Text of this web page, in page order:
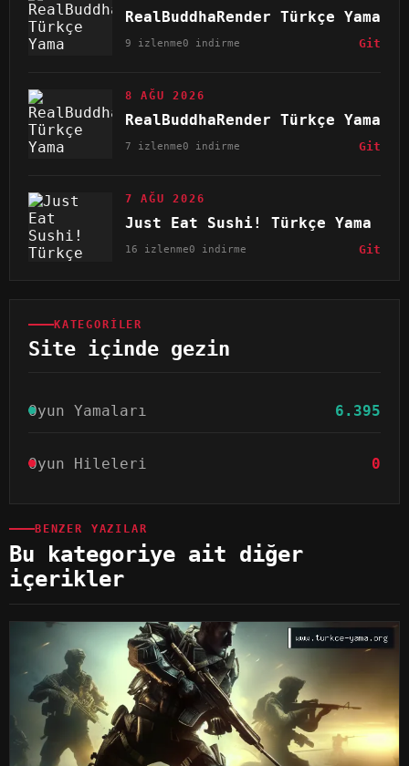
RealBuddhaRender Türkçe Yama
9 izlenme0 indirme Git
8 AĞU 2026
RealBuddhaRender Türkçe Yama
7 izlenme0 indirme Git
7 AĞU 2026
Just Eat Sushi! Türkçe Yama
16 izlenme0 indirme Git
KATEGORILER
Site içinde gezin
Oyun Yamaları 6.395
Oyun Hileleri 0
BENZER YAZILAR
Bu kategoriye ait diğer
içerikler